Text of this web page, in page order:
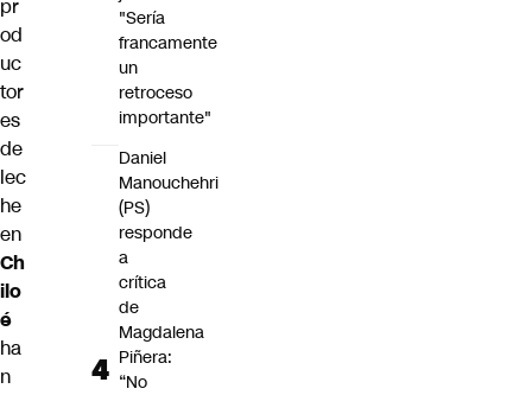
pr
od
uc
tor
es
de
lec
he
en
Ch
ilo
é
ha
n
"Sería
francamente
un
retroceso
importante"
Daniel
Manouchehri
(PS)
responde
a
crítica
de
Magdalena
Piñera:
“No